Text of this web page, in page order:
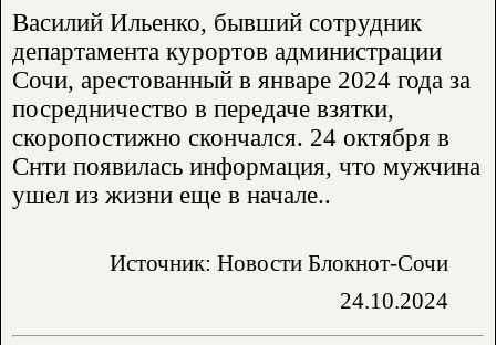
Василий Ильенко, бывший сотрудник
департамента курортов администрации
Сочи, арестованный в январе 2024 года за
посредничество в передаче взятки,
скоропостижно скончался. 24 октября в
Снти появилась информация, что мужчина
ушел из жизни еще в начале..
Источник: Новости Блокнот-Сочи
24.10.2024